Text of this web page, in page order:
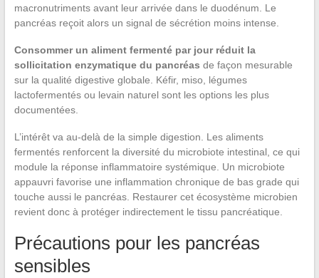
macronutriments avant leur arrivée dans le duodénum. Le
pancréas reçoit alors un signal de sécrétion moins intense.
Consommer un aliment fermenté par jour réduit la
sollicitation enzymatique du pancréas de façon mesurable
sur la qualité digestive globale. Kéfir, miso, légumes
lactofermentés ou levain naturel sont les options les plus
documentées.
L’intérêt va au-delà de la simple digestion. Les aliments
fermentés renforcent la diversité du microbiote intestinal, ce qui
module la réponse inflammatoire systémique. Un microbiote
appauvri favorise une inflammation chronique de bas grade qui
touche aussi le pancréas. Restaurer cet écosystème microbien
revient donc à protéger indirectement le tissu pancréatique.
Précautions pour les pancréas
sensibles